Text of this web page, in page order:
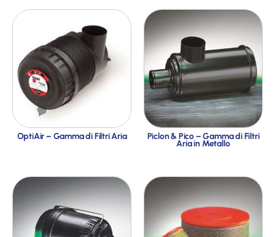
OptiAir – Gamma di Filtri Aria Piclon & Pico – Gamma di Filtri
Aria in Metallo